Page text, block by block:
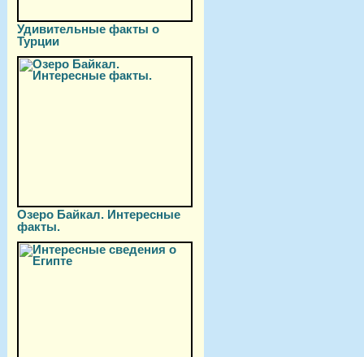
Удивительные факты о
Турции
Озеро Байкал. Интересные
факты.